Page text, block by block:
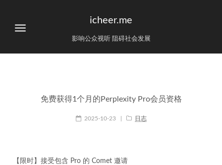
icheer.me
影响公众视听 阻碍社会发展
免费获得1个月的Perplexity Pro会员资格
2025-10-23 日志
【限时】接受包含 Pro 的 Comet 邀请